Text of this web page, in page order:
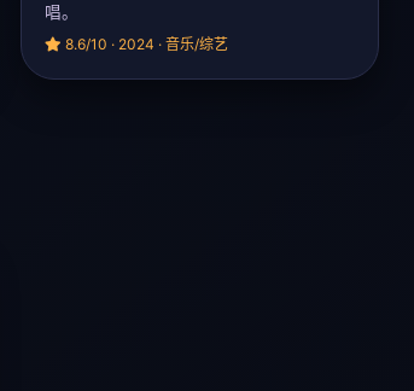
唱。
8.6/10 · 2024 · 音乐/综艺